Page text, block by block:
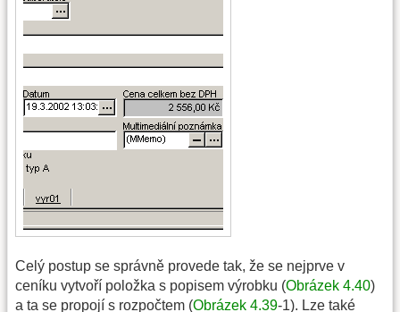
Celý postup se správně provede tak, že se nejprve v
ceníku vytvoří položka s popisem výrobku (Obrázek 4.40)
a ta se propojí s rozpočtem (Obrázek 4.39-1). Lze také